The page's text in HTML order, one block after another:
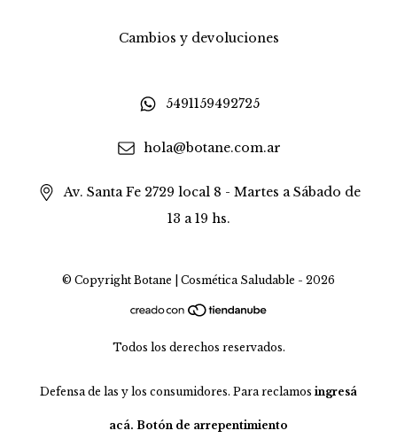
Cambios y devoluciones
5491159492725
hola@botane.com.ar
Av. Santa Fe 2729 local 8 - Martes a Sábado de
13 a 19 hs.
© Copyright Botane | Cosmética Saludable - 2026
Todos los derechos reservados.
Defensa de las y los consumidores. Para reclamos ingresá
acá. Botón de arrepentimiento